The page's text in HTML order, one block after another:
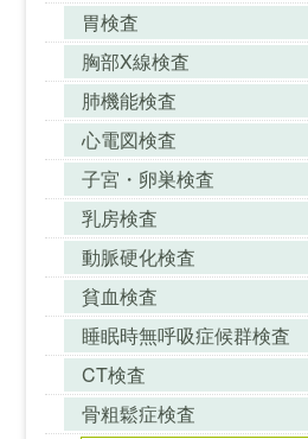
胃検査
胸部X線検査
肺機能検査
心電図検査
子宮・卵巣検査
乳房検査
動脈硬化検査
貧血検査
睡眠時無呼吸症候群検査
CT検査
骨粗鬆症検査